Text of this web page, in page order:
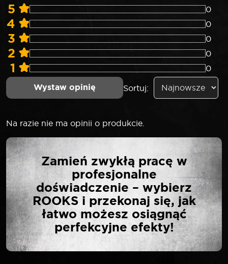
5 0
4 0
3 0
2 0
1 0
Wystaw opinię Sortuj:
Na razie nie ma opinii o produkcie.
NAPISZ PIERWSZĄ
OPINIĘ O „SELTA
ZESTAW NASADEK 1/2″
20 ELEMENTÓW MODUŁ
1/3”
Twój adres email nie zostanie opublikowany.
Zamień zwykłą pracę w
profesjonalne
doświadczenie – wybierz
ROOKS i przekonaj się, jak
łatwo możesz osiągnąć
perfekcyjne efekty!